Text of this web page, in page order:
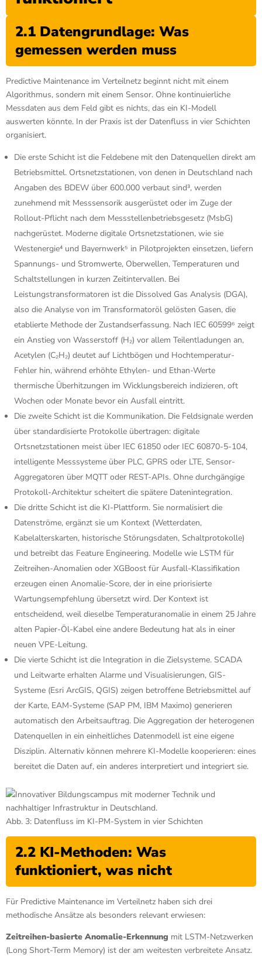
2.1 Datengrundlage: Was
gemessen werden muss
Predictive Maintenance im Verteilnetz beginnt nicht mit einem
Algorithmus, sondern mit einem Sensor. Ohne kontinuierliche
Messdaten aus dem Feld gibt es nichts, das ein KI-Modell
auswerten könnte. In der Praxis ist der Datenfluss in vier Schichten
organisiert.
Die erste Schicht ist die Feldebene mit den Datenquellen direkt am
Betriebsmittel. Ortsnetzstationen, von denen in Deutschland nach
Angaben des BDEW über 600.000 verbaut sind³, werden
zunehmend mit Messsensorik ausgerüstet oder im Zuge der
Rollout-Pflicht nach dem Messstellenbetriebsgesetz (MsbG)
nachgerüstet. Moderne digitale Ortsnetzstationen, wie sie
Westenergie⁴ und Bayernwerk⁵ in Pilotprojekten einsetzen, liefern
Spannungs- und Stromwerte, Oberwellen, Temperaturen und
Schaltstellungen in kurzen Zeitintervallen. Bei
Leistungstransformatoren ist die Dissolved Gas Analysis (DGA),
also die Analyse von im Transformatoröl gelösten Gasen, die
etablierte Methode der Zustandserfassung. Nach IEC 60599⁶ zeigt
ein Anstieg von Wasserstoff (H₂) vor allem Teilentladungen an,
Acetylen (C₂H₂) deutet auf Lichtbögen und Hochtemperatur-
Fehler hin, während erhöhte Ethylen- und Ethan-Werte
thermische Überhitzungen im Wicklungsbereich indizieren, oft
Wochen oder Monate bevor ein Ausfall eintritt.
Die zweite Schicht ist die Kommunikation. Die Feldsignale werden
über standardisierte Protokolle übertragen: digitale
Ortsnetzstationen meist über IEC 61850 oder IEC 60870-5-104,
intelligente Messsysteme über PLC, GPRS oder LTE, Sensor-
Aggregatoren über MQTT oder REST-APIs. Ohne durchgängige
Protokoll-Architektur scheitert die spätere Datenintegration.
Die dritte Schicht ist die KI-Plattform. Sie normalisiert die
Datenströme, ergänzt sie um Kontext (Wetterdaten,
Kabelalterskarten, historische Störungsdaten, Schaltprotokolle)
und betreibt das Feature Engineering. Modelle wie LSTM für
Zeitreihen-Anomalien oder XGBoost für Ausfall-Klassifikation
erzeugen einen Anomalie-Score, der in eine priorisierte
Wartungsempfehlung übersetzt wird. Der Kontext ist
entscheidend, weil dieselbe Temperaturanomalie in einem 25 Jahre
alten Papier-Öl-Kabel eine andere Bedeutung hat als in einer
neuen VPE-Leitung.
Die vierte Schicht ist die Integration in die Zielsysteme. SCADA
und Leitwarte erhalten Alarme und Visualisierungen, GIS-
Systeme (Esri ArcGIS, QGIS) zeigen betroffene Betriebsmittel auf
der Karte, EAM-Systeme (SAP PM, IBM Maximo) generieren
automatisch den Arbeitsauftrag. Die Aggregation der heterogenen
Datenquellen in ein einheitliches Datenmodell ist eine eigene
Disziplin. Alternativ können mehrere KI-Modelle kooperieren: eines
bereitet die Daten auf, ein anderes interpretiert und integriert sie.
Abb. 3: Datenfluss im KI-PM-System in vier Schichten
2.2 KI-Methoden: Was
funktioniert, was nicht
Für Predictive Maintenance im Verteilnetz haben sich drei
methodische Ansätze als besonders relevant erwiesen:
Zeitreihen-basierte Anomalie-Erkennung mit LSTM-Netzwerken
(Long Short-Term Memory) ist der am weitesten verbreitete Ansatz.